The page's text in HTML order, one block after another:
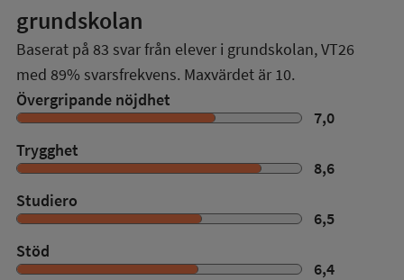
grundskolan
Baserat på 83 svar från elever i grundskolan,VT26
med 89% svarsfrekvens. Maxvärdet är 10.
Övergripande nöjdhet
7,0
Trygghet
8,6
Studiero
6,5
Stöd
6,4